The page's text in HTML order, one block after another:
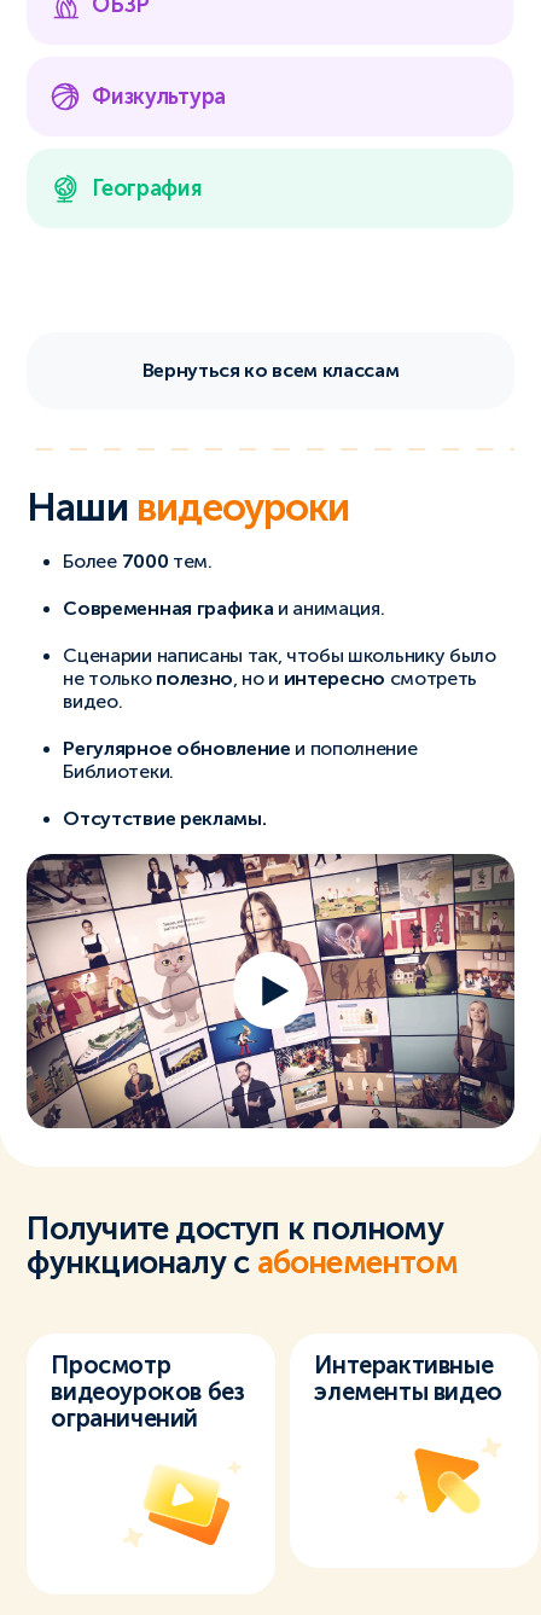
Физкультура
География
Вернуться ко всем классам
Наши видеоуроки
Более 7000 тем.
Современная графика и анимация.
Сценарии написаны так, чтобы школьнику было
не только полезно , но и интересно смотреть
видео.
Регулярное обновление и пополнение
Библиотеки.
Отсутствие рекламы.
Получите доступ к полному
функционалу с абонементом
Просмотр
видеоуроков без
ограничений
Интерактивные
элементы видео